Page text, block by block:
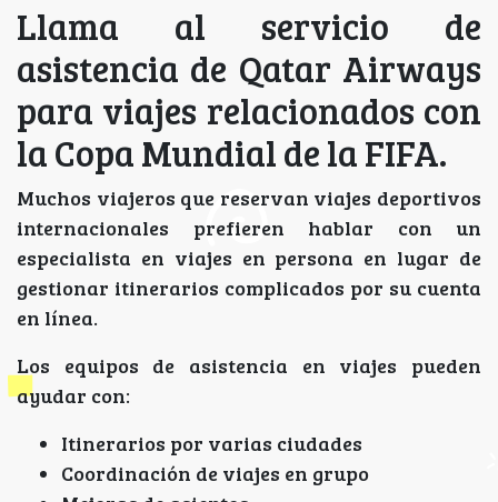
Llama al servicio de
asistencia de Qatar Airways
para viajes relacionados con
la Copa Mundial de la FIFA.
Muchos viajeros que reservan viajes deportivos
internacionales prefieren hablar con un
especialista en viajes en persona en lugar de
gestionar itinerarios complicados por su cuenta
en línea.
Los equipos de asistencia en viajes pueden
ayudar con:
Itinerarios por varias ciudades
Coordinación de viajes en grupo